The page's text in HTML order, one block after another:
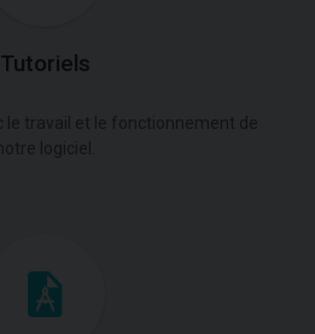
Tutoriels